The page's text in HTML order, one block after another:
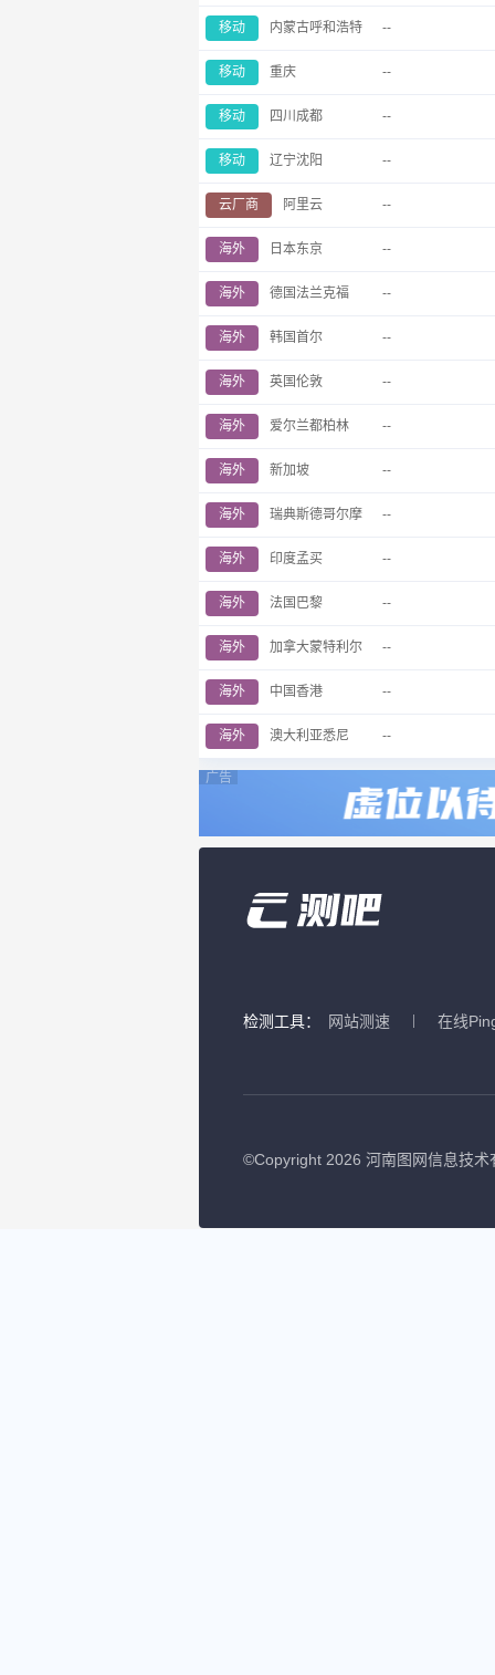
移动 内蒙古呼和浩特 --
移动 重庆 --
移动 四川成都 --
移动 辽宁沈阳 --
云厂商 阿里云 --
海外 日本东京 --
海外 德国法兰克福 --
海外 韩国首尔 --
海外 英国伦敦 --
海外 爱尔兰都柏林 --
海外 新加坡 --
海外 瑞典斯德哥尔摩 --
海外 印度孟买 --
海外 法国巴黎 --
海外 加拿大蒙特利尔 --
海外 中国香港 --
海外 澳大利亚悉尼 --
广告
检测工具： 网站测速 在线
©Copyright 2026 河南图网信息技